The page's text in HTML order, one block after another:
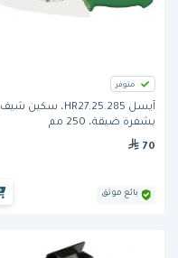
متوفر
آيسل 285.HR27.25، سكين شيف
بشفرة ضيقة، 250 مم
70
بائع موثق